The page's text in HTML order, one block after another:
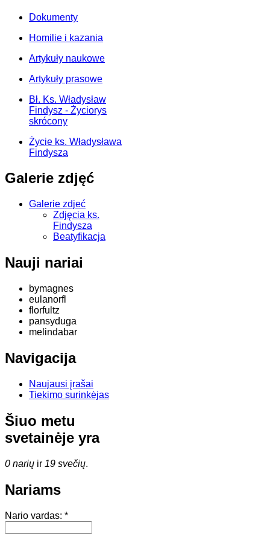
Dokumenty
Homilie i kazania
Artykuły naukowe
Artykuły prasowe
Bł. Ks. Władysław
Findysz - Życiorys
skrócony
Życie ks. Władysława
Findysza
Galerie zdjęć
Galerie zdjeć
Zdjęcia ks.
Findysza
Beatyfikacja
Nauji nariai
bymagnes
eulanorfl
florfultz
pansyduga
melindabar
Navigacija
Naujausi įrašai
Tiekimo surinkėjas
Šiuo metu
svetainėje yra
0 narių ir 19 svečių.
Nariams
Nario vardas: *